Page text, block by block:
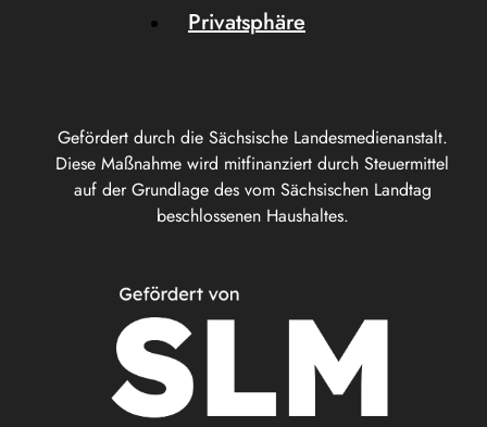
Gefördert durch die Sächsische Landesmedienanstalt.
Diese Maßnahme wird mitfinanziert durch Steuermittel
auf der Grundlage des vom Sächsischen Landtag
beschlossenen Haushaltes.
Privatsphäre